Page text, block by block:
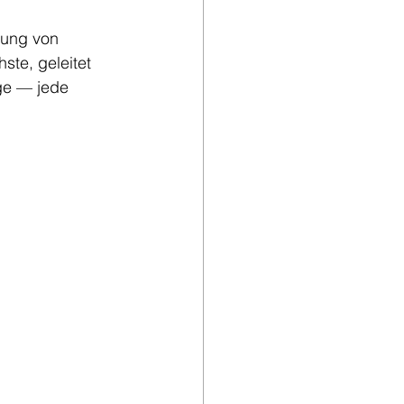
von
geleitet
— jede